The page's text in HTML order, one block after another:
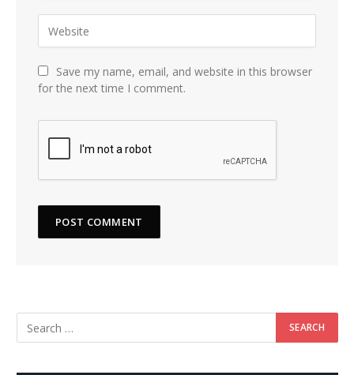
Save my name, email, and website in this browser
for the next time I comment.